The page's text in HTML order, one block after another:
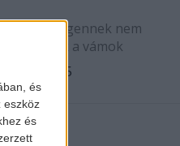
és
eszköz
és
A Volkswagennek nem
kedveznek a vámok
2025-03-05